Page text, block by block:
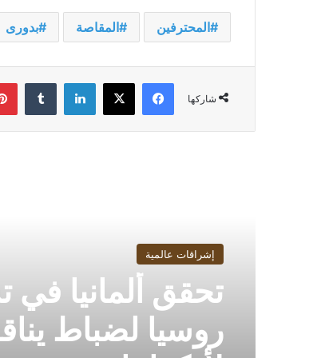
المحترفين المقاصة بدورى
شاركها
فيسبوك
‫X لينكدإن
إشراقات عالمية
تحقق ألمانيا
روسيا لضباط